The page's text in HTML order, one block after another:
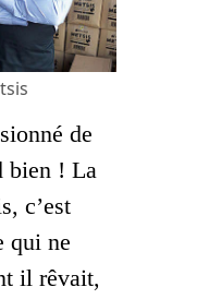
de
bien ! La
c’est
qui ne
il rêvait,